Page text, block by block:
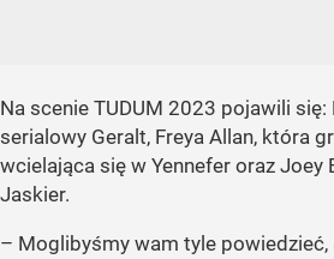
Na scenie TUDUM 2023 pojawili się:
serialowy Geralt, Freya Allan, która
wcielająca się w Yennefer oraz Joey
Jaskier.
– Moglibyśmy wam tyle powiedzieć,